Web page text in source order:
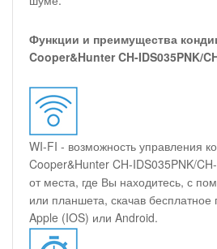
Функции и преимущества
Cooper&Hunter CH-IDS035PNK/
WI-FI - возможность управления
Cooper&Hunter CH-IDS035PNK/
от места, где Вы находитесь, с
или планшета, скачав
Apple (IOS) или Android.